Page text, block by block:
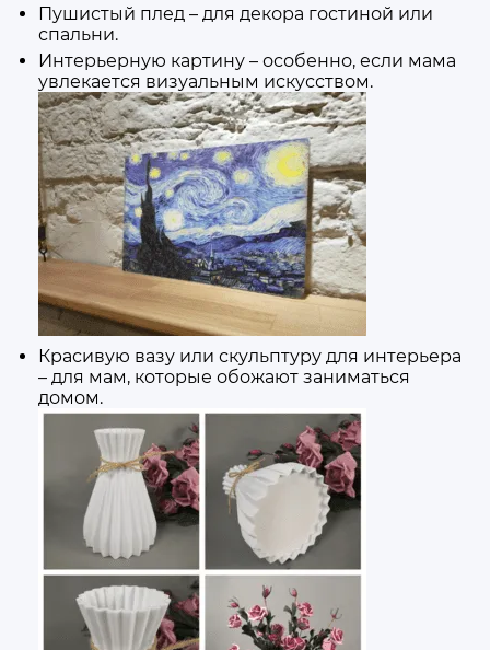
Пушистый плед – для декора гостиной или
спальни.
Интерьерную картину – особенно, если мама
увлекается визуальным искусством.
Красивую вазу или скульптуру для интерьера
– для мам, которые обожают заниматься
домом.